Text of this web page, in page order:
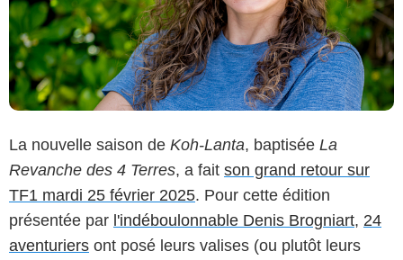
La nouvelle saison de Koh-Lanta, baptisée La
Revanche des 4 Terres, a fait son grand retour sur
TF1 mardi 25 février 2025. Pour cette édition
présentée par l'indéboulonnable Denis Brogniart, 24
aventuriers ont posé leurs valises (ou plutôt leurs